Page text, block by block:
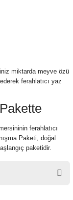
miktarda meyve özü
ferahlatıcı yaz
ferahlatıcı
Paketi, doğal
paketidir.